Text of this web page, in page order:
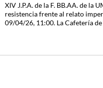
XIV J.P.A. de la F. BB.AA. de la
resistencia frente al relato
09/04/26, 11:00. La Cafetería